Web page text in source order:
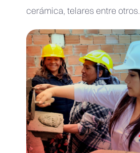
cerámica, telares entre otros.